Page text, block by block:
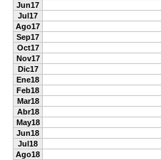
Jun17
Jul17
Ago17
Sep17
Oct17
Nov17
Dic17
Ene18
Feb18
Mar18
Abr18
May18
Jun18
Jul18
Ago18